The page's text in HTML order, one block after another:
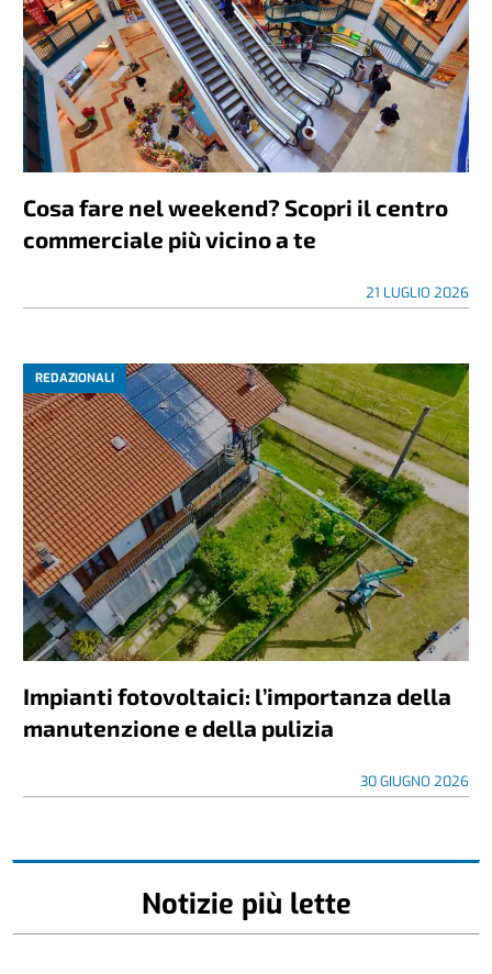
Cosa fare nel weekend? Scopri il centro
commerciale più vicino a te
21 LUGLIO 2026
REDAZIONALI
Impianti fotovoltaici: l’importanza della
manutenzione e della pulizia
30 GIUGNO 2026
Notizie più lette